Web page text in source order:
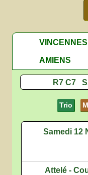
VINCENNES
AMIENS
R7 C7
Trio
Samedi 12
Attelé -